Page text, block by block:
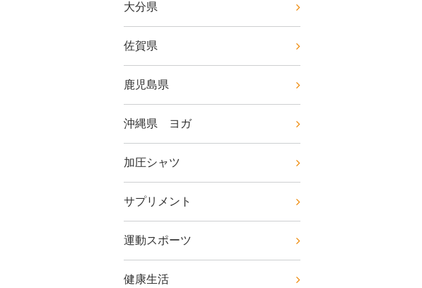
大分県
佐賀県
鹿児島県
沖縄県 ヨガ
加圧シャツ
サプリメント
運動スポーツ
健康生活